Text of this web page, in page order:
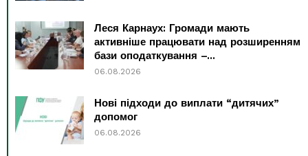
Леся Карнаух: Громади мають
активніше працювати над розширенням
бази оподаткування –...
06.08.2026
Нові підходи до виплати “дитячих”
допомог
06.08.2026